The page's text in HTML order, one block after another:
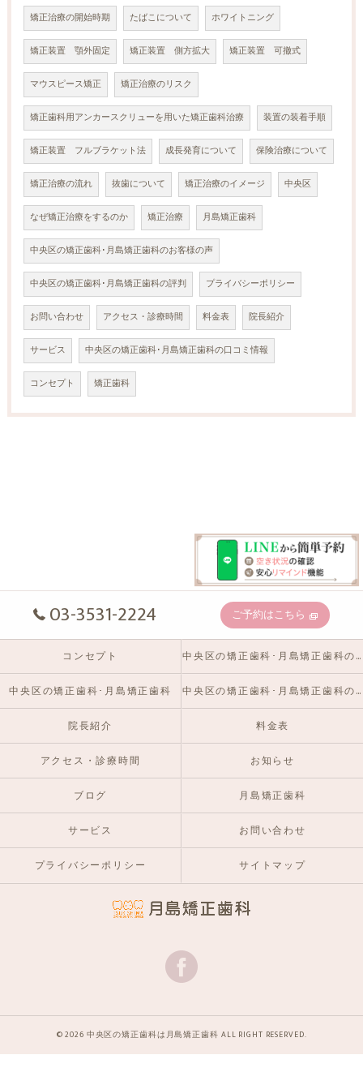
矯正治療の開始時期 たばこについて ホワイトニング
矯正装置 顎外固定 矯正装置 側方拡大 矯正装置 可撤式
マウスピース矯正 矯正治療のリスク
矯正歯科用アンカースクリューを用いた矯正歯科治療 装置の装着手順
矯正装置 フルブラケット法 成長発育について 保険治療について
矯正治療の流れ 抜歯について 矯正治療のイメージ 中央区
なぜ矯正治療をするのか 矯正治療 月島矯正歯科
中央区の矯正歯科･月島矯正歯科のお客様の声
中央区の矯正歯科･月島矯正歯科の評判 プライバシーポリシー
お問い合わせ アクセス・診療時間 料金表 院長紹介
サービス 中央区の矯正歯科･月島矯正歯科の口コミ情報
コンセプト 矯正歯科
03-3531-2224 ご予約はこちら
コンセプト 中央区の矯正歯科･月島矯正歯科の口コミ情報
中央区の矯正歯科･月島矯正歯科 中央区の矯正歯科･月島矯正歯科のお客様の声
院長紹介 料金表
アクセス・診療時間 お知らせ
ブログ 月島矯正歯科
サービス お問い合わせ
プライバシーポリシー サイトマップ
© 2026 中央区の矯正歯科は月島矯正歯科 ALL RIGHT RESERVED.